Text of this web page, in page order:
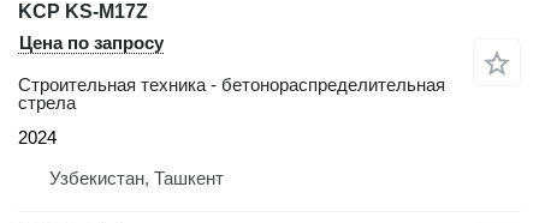
KCP KS-M17Z
Цена по запросу
Строительная техника - бетонораспределительная
стрела
2024
Узбекистан, Ташкент